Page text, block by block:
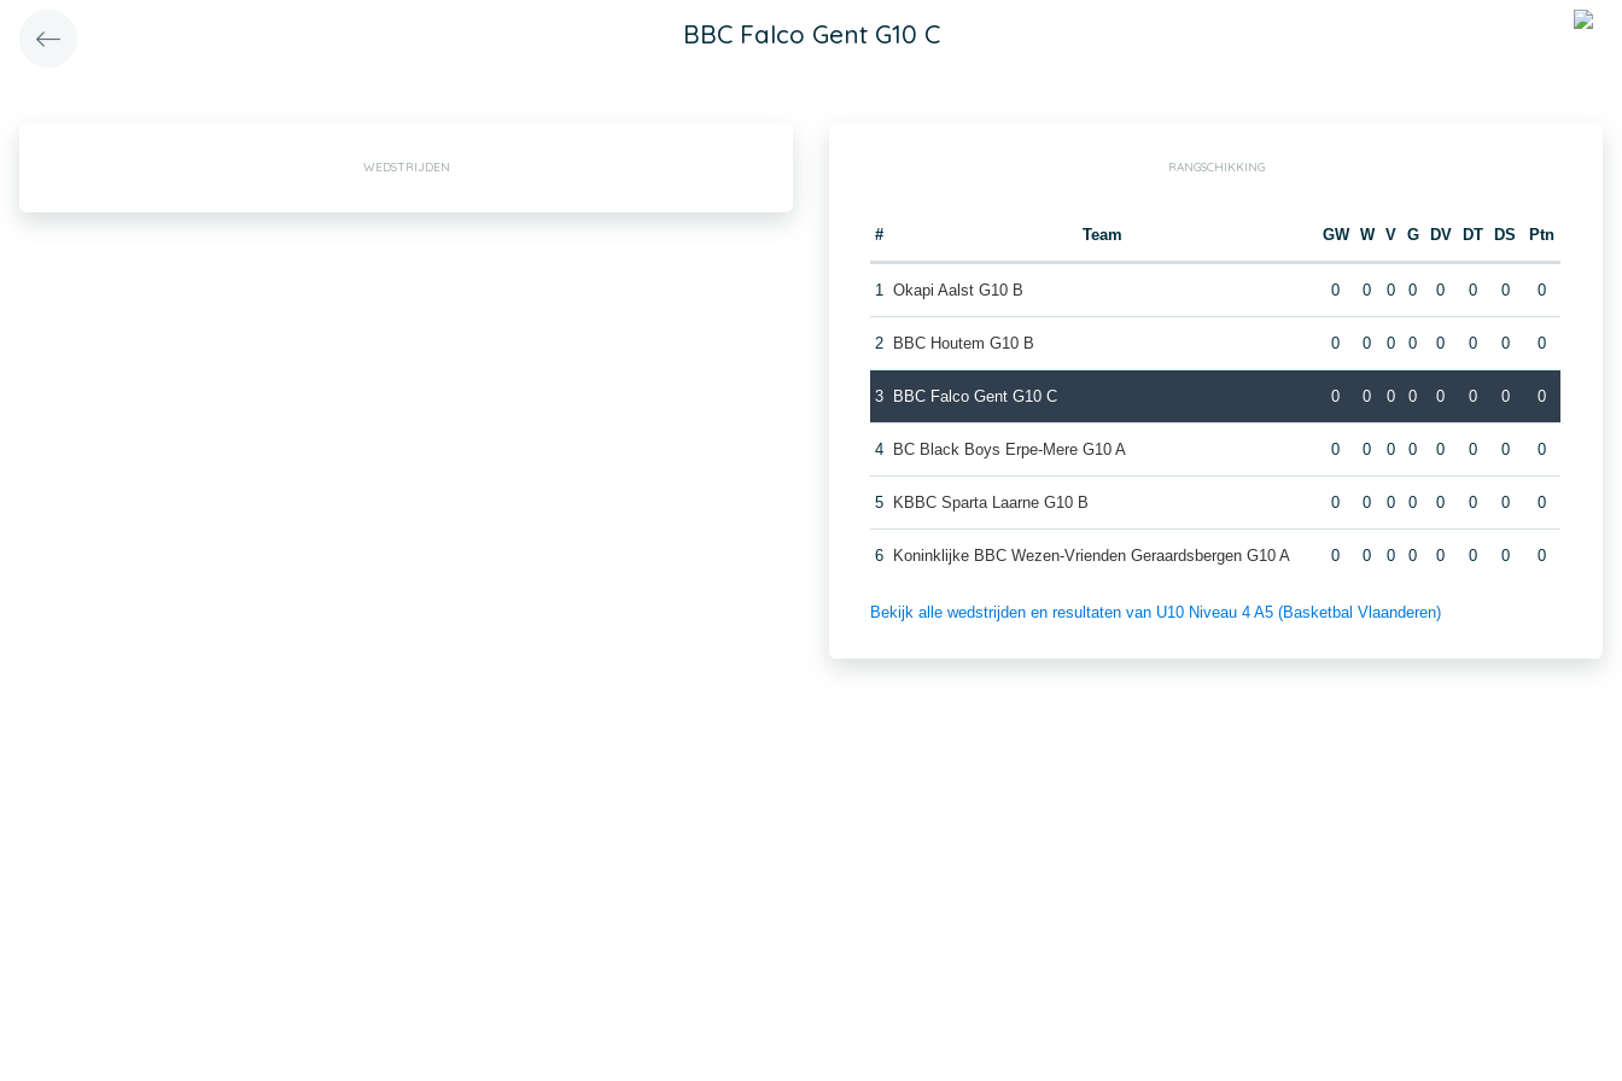
BBC Falco Gent G10 C
WEDSTRIJDEN RANGSCHIKKING
# Team GW W V G DV DT DS Ptn
1 Okapi Aalst G10 B 0 0 0 0 0 0 0 0
2 BBC Houtem G10 B 0 0 0 0 0 0 0 0
3 BBC Falco Gent G10 C 0 0 0 0 0 0 0 0
4 BC Black Boys Erpe-Mere G10 A 0 0 0 0 0 0 0 0
5 KBBC Sparta Laarne G10 B 0 0 0 0 0 0 0 0
6 Koninklijke BBC Wezen-Vrienden Geraardsbergen G10 A 0 0 0 0 0 0 0 0
Bekijk alle wedstrijden en resultaten van U10 Niveau 4 A5 (Basketbal Vlaanderen)